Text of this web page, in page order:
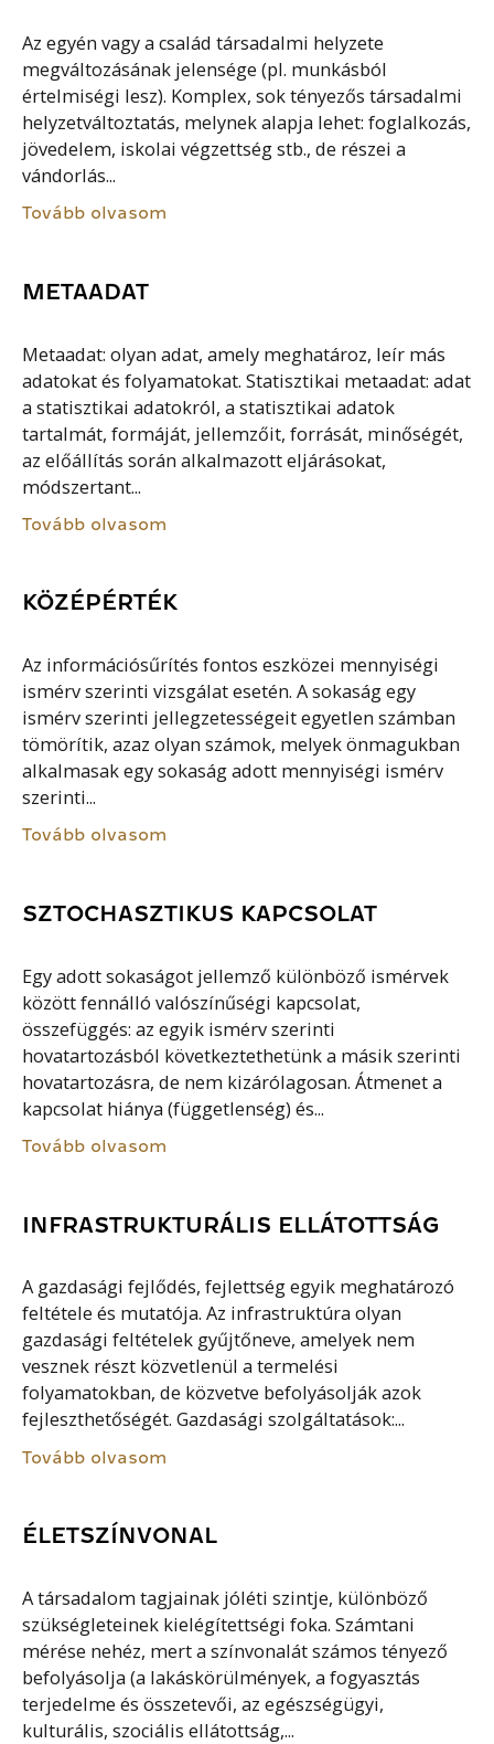
Az egyén vagy a család társadalmi helyzete
megváltozásának jelensége (pl. munkásból
értelmiségi lesz). Komplex, sok tényezős társadalmi
helyzetváltoztatás, melynek alapja lehet: foglalkozás,
jövedelem, iskolai végzettség stb., de részei a
vándorlás...
Tovább olvasom
METAADAT
Metaadat: olyan adat, amely meghatároz, leír más
adatokat és folyamatokat. Statisztikai metaadat: adat
a statisztikai adatokról, a statisztikai adatok
tartalmát, formáját, jellemzőit, forrását, minőségét,
az előállítás során alkalmazott eljárásokat,
módszertant...
Tovább olvasom
KÖZÉPÉRTÉK
Az információsűrítés fontos eszközei mennyiségi
ismérv szerinti vizsgálat esetén. A sokaság egy
ismérv szerinti jellegzetességeit egyetlen számban
tömörítik, azaz olyan számok, melyek önmagukban
alkalmasak egy sokaság adott mennyiségi ismérv
szerinti...
Tovább olvasom
SZTOCHASZTIKUS KAPCSOLAT
Egy adott sokaságot jellemző különböző ismérvek
között fennálló valószínűségi kapcsolat,
összefüggés: az egyik ismérv szerinti
hovatartozásból következtethetünk a másik szerinti
hovatartozásra, de nem kizárólagosan. Átmenet a
kapcsolat hiánya (függetlenség) és...
Tovább olvasom
INFRASTRUKTURÁLIS ELLÁTOTTSÁG
A gazdasági fejlődés, fejlettség egyik meghatározó
feltétele és mutatója. Az infrastruktúra olyan
gazdasági feltételek gyűjtőneve, amelyek nem
vesznek részt közvetlenül a termelési
folyamatokban, de közvetve befolyásolják azok
fejleszthetőségét. Gazdasági szolgáltatások:...
Tovább olvasom
ÉLETSZÍNVONAL
A társadalom tagjainak jóléti szintje, különböző
szükségleteinek kielégítettségi foka. Számtani
mérése nehéz, mert a színvonalát számos tényező
befolyásolja (a lakáskörülmények, a fogyasztás
terjedelme és összetevői, az egészségügyi,
kulturális, szociális ellátottság,...